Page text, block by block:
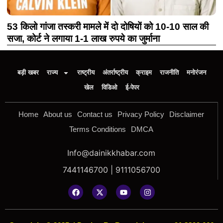
53 किलो गांजा तस्करी मामले में दो दोषियों को 10-10 साल की
सजा, कोर्ट ने लगाया 1-1 लाख रुपये का जुर्माना
बड़ी खबर राज्य राष्ट्रीय अंतर्राष्ट्रीय क्राइम राजनीति
मनोरंजन
खेल
विडिओ ई-पेपर
Home About us Contact us Privacy Policy
Disclaimer
Terms Conditions
DMCA
Info@dainikkhabar.com
7441146700 | 9111056700